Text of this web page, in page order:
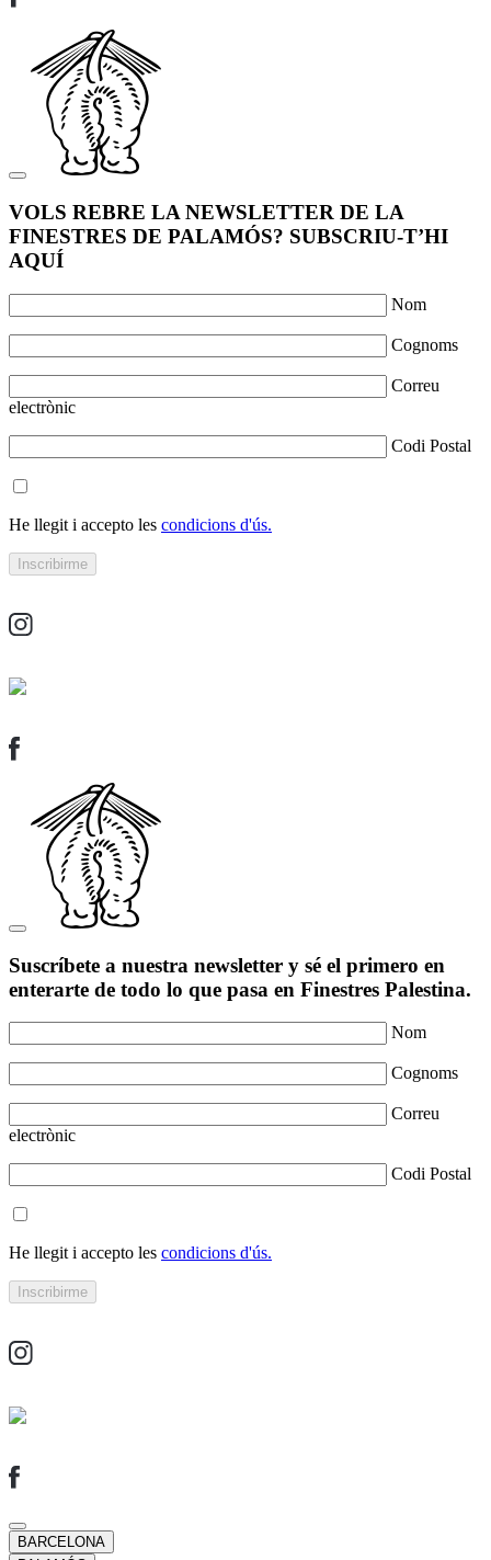
VOLS REBRE LA NEWSLETTER DE LA
FINESTRES DE PALAMÓS? SUBSCRIU-T’HI
AQUÍ
Nom
Cognoms
Correu
electrònic
Codi Postal
He llegit i accepto les condicions d'ús.
Suscríbete a nuestra newsletter y sé el primero en
enterarte de todo lo que pasa en Finestres Palestina.
Nom
Cognoms
Correu
electrònic
Codi Postal
He llegit i accepto les condicions d'ús.
BARCELONA